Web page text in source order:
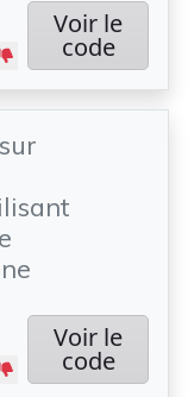
Voir le
code
Voir le
code